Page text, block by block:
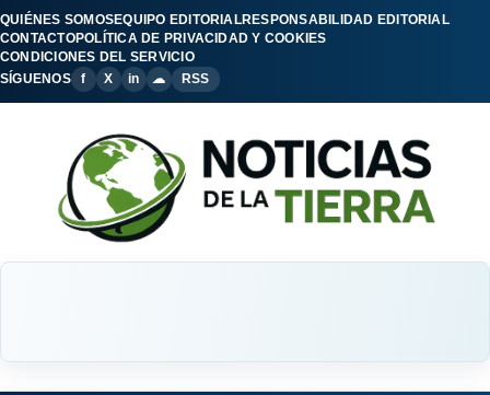
QUIÉNES SOMOSEQUIPO EDITORIALRESPONSABILIDAD EDITORIAL
CONTACTOPOLÍTICA DE PRIVACIDAD Y COOKIES
CONDICIONES DEL SERVICIO
SÍGUENOS
f X in ☁ RSS